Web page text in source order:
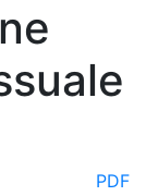
PDF